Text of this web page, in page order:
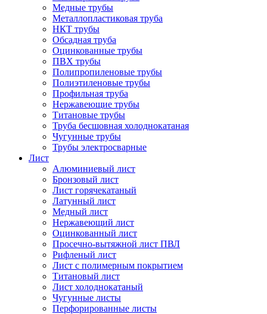
Медные трубы
Металлопластиковая труба
НКТ трубы
Обсадная труба
Оцинкованные трубы
ПВХ трубы
Полипропиленовые трубы
Полиэтиленовые трубы
Профильная труба
Нержавеющие трубы
Титановые трубы
Труба бесшовная холоднокатаная
Чугунные трубы
Трубы электросварные
Лист
Алюминиевый лист
Бронзовый лист
Лист горячекатаный
Латунный лист
Медный лист
Нержавеющий лист
Оцинкованный лист
Просечно-вытяжной лист ПВЛ
Рифленый лист
Лист с полимерным покрытием
Титановый лист
Лист холоднокатаный
Чугунные листы
Перфорированные листы